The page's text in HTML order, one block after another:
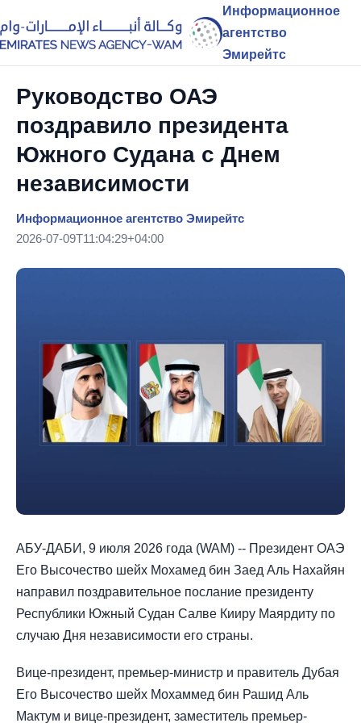
Информационное
агентство
Эмирейтс
Руководство ОАЭ
поздравило президента
Южного Судана с Днем
независимости
Информационное агентство Эмирейтс
2026-07-09T11:04:29+04:00
АБУ-ДАБИ, 9 июля 2026 года (WAM) -- Президент ОАЭ
Его Высочество шейх Мохамед бин Заед Аль Нахайян
направил поздравительное послание президенту
Республики Южный Судан Салве Кииру Маярдиту по
случаю Дня независимости его страны.
Вице-президент, премьер-министр и правитель Дубая
Его Высочество шейх Мохаммед бин Рашид Аль
Мактум и вице-президент, заместитель премьер-